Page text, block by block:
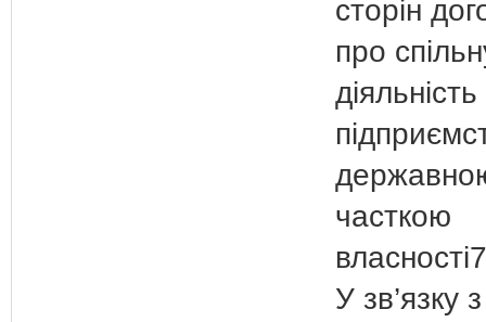
сторін
про
діяльність
часткою
У зв’язку